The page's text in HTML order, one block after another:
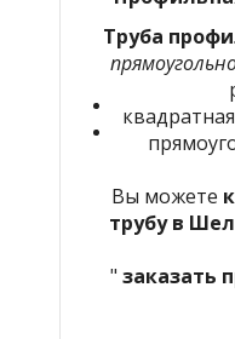
Труба
Вы можете
трубу в
" заказать